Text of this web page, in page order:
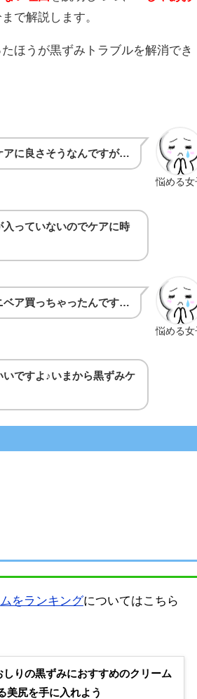
で解説します。
たほうが黒ずみトラブルを解消でき
悩める女
アに良さそうなんですが…
っていないのでケアに時
悩める女
ベア買っちゃったんです…
ですよ♪いまから黒ずみケ
をランキングについてはこちら
しりの黒ずみにおすすめのクリーム
美尻を手に入れよう